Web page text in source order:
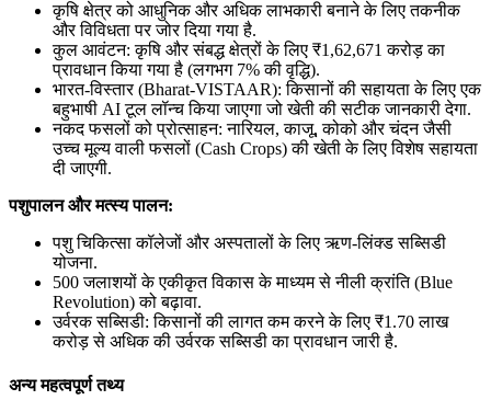
कृषि क्षेत्र को आधुनिक और अधिक लाभकारी बनाने के लिए तकनीक
और विविधता पर जोर दिया गया है.
कुल आवंटन: कृषि और संबद्ध क्षेत्रों के लिए ₹1,62,671 करोड़ का
प्रावधान किया गया है (लगभग 7% की वृद्धि).
भारत-विस्तार (Bharat-VISTAAR): किसानों की सहायता के लिए एक
बहुभाषी AI टूल लॉन्च किया जाएगा जो खेती की सटीक जानकारी देगा.
नकद फसलों को प्रोत्साहन: नारियल, काजू, कोको और चंदन जैसी
उच्च मूल्य वाली फसलों (Cash Crops) की खेती के लिए विशेष सहायता
दी जाएगी.
पशुपालन और मत्स्य पालन:
पशु चिकित्सा कॉलेजों और अस्पतालों के लिए ऋण-लिंक्ड सब्सिडी
योजना.
500 जलाशयों के एकीकृत विकास के माध्यम से नीली क्रांति (Blue
Revolution) को बढ़ावा.
उर्वरक सब्सिडी: किसानों की लागत कम करने के लिए ₹1.70 लाख
करोड़ से अधिक की उर्वरक सब्सिडी का प्रावधान जारी है.
अन्य महत्वपूर्ण तथ्य